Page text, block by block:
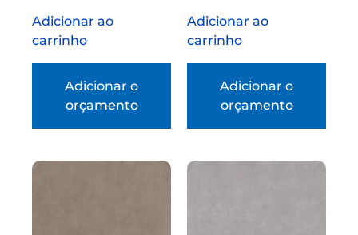
Adicionar ao
carrinho
Adicionar o
orçamento
Adicionar ao
carrinho
Adicionar o
orçamento